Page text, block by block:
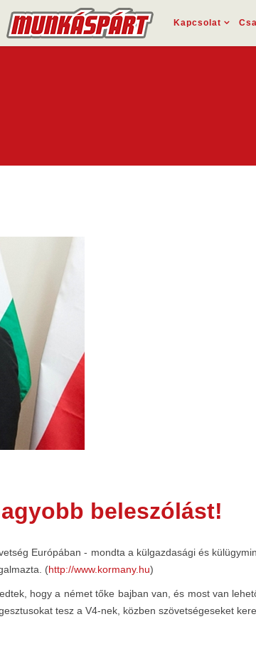
Kapcsolat
beleszólást!
Európában - mondta a külgazdasági és
(http://www.kormany.hu)
hogy a német tőke bajban van, és most van
tesz a V4-nek, közben szövetségeseket